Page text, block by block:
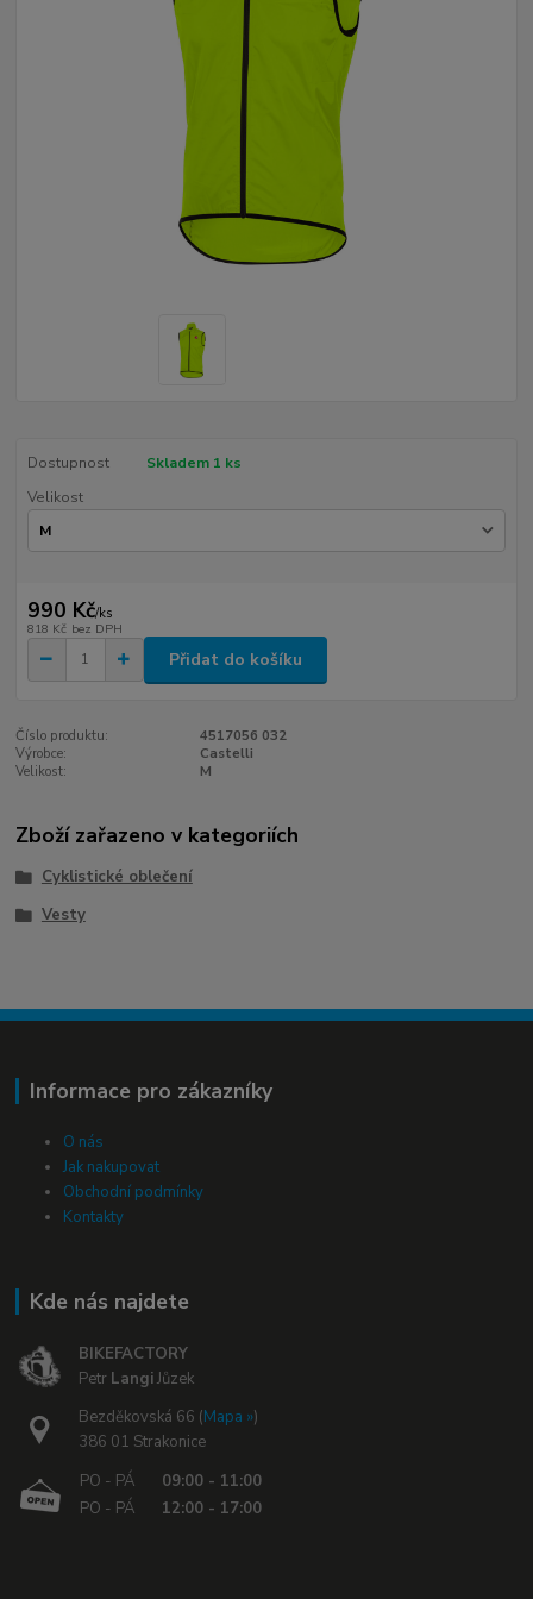
Dostupnost
Skladem 1 ks
Velikost
990 Kč/ks
818 Kč bez DPH
Přidat do košíku
Číslo produktu:
4517056 032
Výrobce:
Castelli
Velikost:
M
Zboží zařazeno v kategoriích
Cyklistické oblečení
Vesty
Informace pro zákazníky
O nás
Jak nakupovat
Obchodní podmínky
Kontakty
Kde nás najdete
BIKEFACTORY
Petr LangiJůzek
Bezděkovská 66 (Mapa »)
386 01 Strakonice
PO - PÁ
09:00 - 11:00
PO - PÁ
12:00 - 17:00